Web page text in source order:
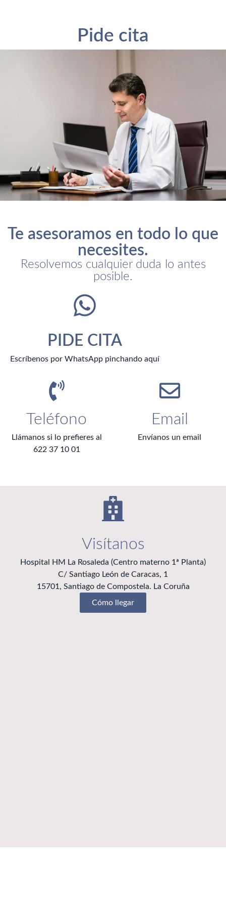
Pide cita
Te asesoramos en todo lo que
necesites.
Resolvemos cualquier duda lo antes
posible.
PIDE CITA
Escríbenos por WhatsApp pinchando aquí
Teléfono
Llámanos si lo prefieres al
622 37 10 01
Email
Envíanos un email
Visítanos
Hospital HM La Rosaleda (Centro materno 1ª Planta)
C/ Santiago León de Caracas, 1
15701, Santiago de Compostela. La Coruña
Cómo llegar